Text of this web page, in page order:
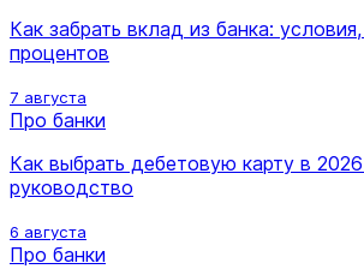
Как забрать вклад из банка:
процентов
7 августа
Про банки
Как выбрать дебетовую карту в
руководство
6 августа
Про банки